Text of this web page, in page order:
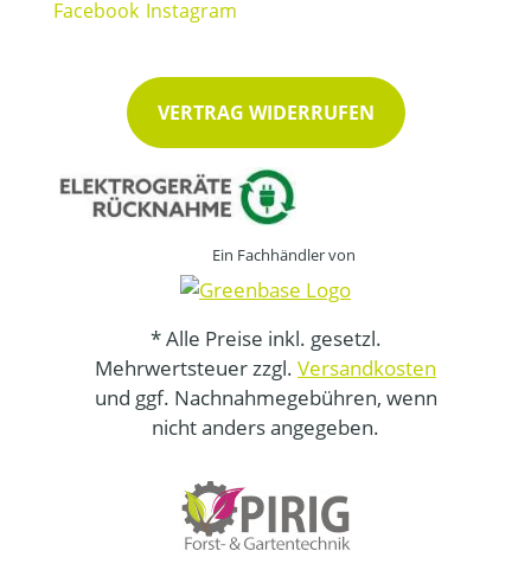
VERTRAG WIDERRUFEN
Ein Fachhändler von
* Alle Preise inkl. gesetzl.
Mehrwertsteuer zzgl. Versandkosten
und ggf. Nachnahmegebühren, wenn
nicht anders angegeben.